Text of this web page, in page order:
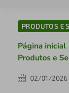
PRODUTOS E
Página inicial
Produtos e
02/01/2026